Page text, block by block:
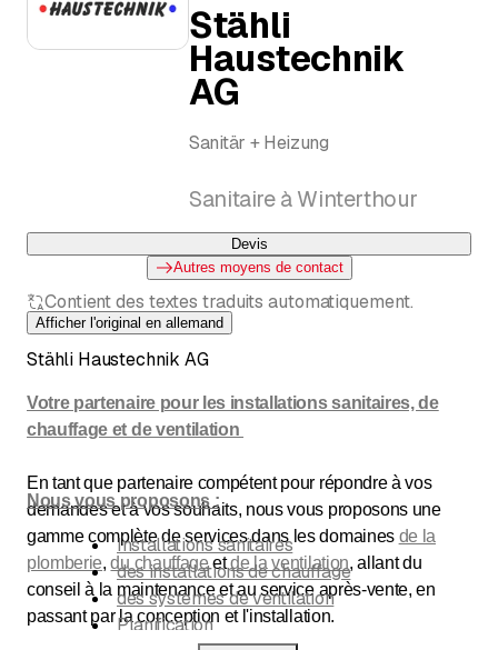
Stähli
Haustechnik
AG
Sanitär + Heizung
Sanitaire à Winterthour
Devis
Autres moyens de contact
Contient des textes traduits automatiquement.
Afficher l'original en allemand
Stähli Haustechnik AG
Votre partenaire pour les installations sanitaires, de
chauffage et de ventilation
En tant que partenaire compétent pour répondre à vos
demandes et à vos souhaits, nous vous proposons une
gamme complète de services dans les domaines de la
plomberie,du chauffageetde la ventilation, allant du
conseil à la maintenance et au service après-vente, en
passant par la conception et l'installation.
Nous vous proposons :
Installations sanitaires
des installations de chauffage
des systèmes de ventilation
Planification